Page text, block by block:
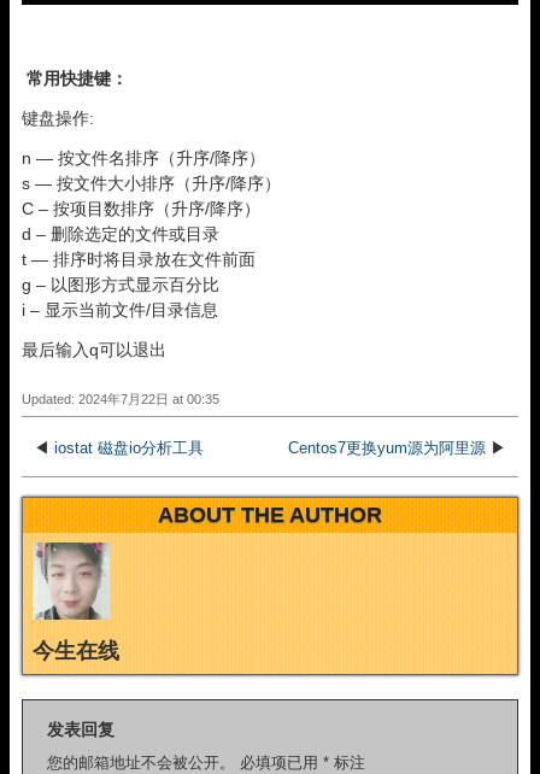
常用快捷键：
键盘操作:
n — 按文件名排序（升序/降序）
s — 按文件大小排序（升序/降序）
C – 按项目数排序（升序/降序）
d – 删除选定的文件或目录
t — 排序时将目录放在文件前面
g – 以图形方式显示百分比
i – 显示当前文件/目录信息
最后输入q可以退出
Updated: 2024年7月22日 at 00:35
◀ iostat 磁盘io分析工具 Centos7更换yum源为阿里源 ▶
ABOUT THE AUTHOR
今生在线
发表回复
您的邮箱地址不会被公开。 必填项已用 * 标注